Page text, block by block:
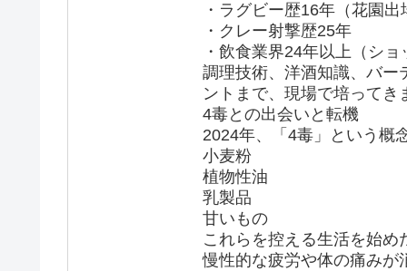
・ラグビー歴16年（花園
・クレー射撃歴25年
・飲食業界24年以上（シ
調理技術、洋酒知識、バー
ントまで、現場で培ってき
4毒との出会いと転機
2024年、「4毒」という概
小麦粉
植物性油
乳製品
甘いもの
これらを控える生活を始
慢性的な疲労や体の痛みが